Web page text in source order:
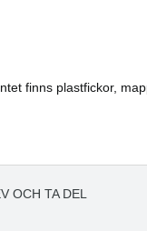
finns plastfickor,
OCH TA DEL